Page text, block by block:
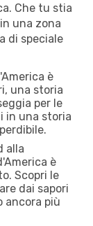
Che tu stia
una zona
di speciale
è
una storia
per le
in una storia
alla
è
Scopri le
dai sapori
ancora più